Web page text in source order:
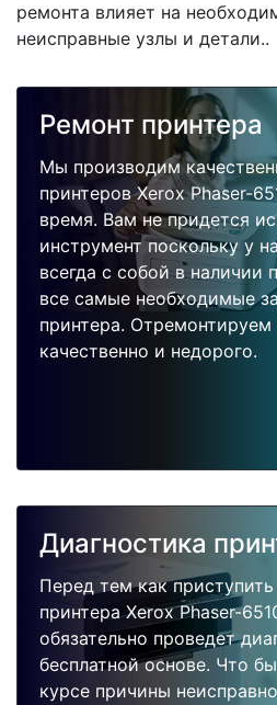
ремонта влияет на
неисправные узлы и детали..
Ремонт принтера
Мы производим
принтеров Xerox Phaser-
время. Вам не придется
инструмент поскольку у
всегда с собой в наличии
все самые необходимые
принтера. Отремонтируем
качественно и недорого.
Диагностика
Перед тем как
принтера Xerox Phaser-
обязательно проведет
бесплатной основе. Что
курсе причины